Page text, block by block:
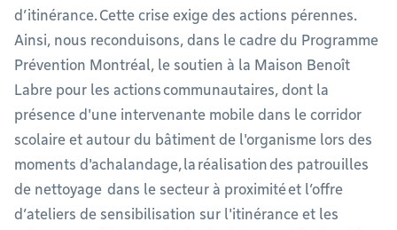
d’itinérance. Cette crise exige des actions pérennes.
Ainsi, nous reconduisons, dans le cadre du Programme
Prévention Montréal, le soutien à la Maison Benoît
Labre pour les actions communautaires, dont la
présence d'une intervenante mobile dans le corridor
scolaire et autour du bâtiment de l'organisme lors des
moments d'achalandage, la réalisation des patrouilles
de nettoyage dans le secteur à proximité et l’offre
d’ateliers de sensibilisation sur l'itinérance et les